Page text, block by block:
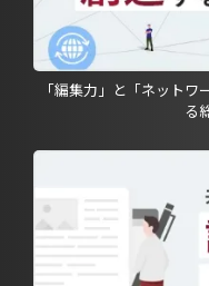
「編集力」と「ネット
る